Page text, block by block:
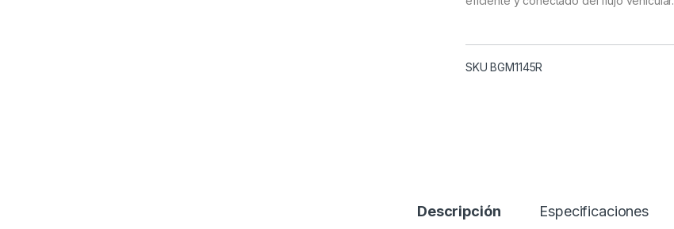
SKU BGM1145R
Descripción Especificaciones